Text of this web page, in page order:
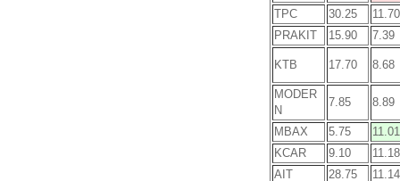
TPC
30.25
11.70
PRAKIT
15.90 7.39
KTB 17.70 8.68
MODER
N
7.85 8.89
MBAX 5.75
11.01
KCAR
9.10
11.18
AIT
28.75 11.14